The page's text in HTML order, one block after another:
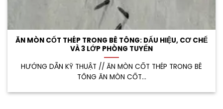
ĂN MÒN CỐT THÉP TRONG BÊ TÔNG: DẤU HIỆU, CƠ CHẾ
VÀ 3 LỚP PHÒNG TUYẾN
HƯỚNG DẪN KỸ THUẬT // ĂN MÒN CỐT THÉP TRONG BÊ
TÔNG ĂN MÒN CỐT...